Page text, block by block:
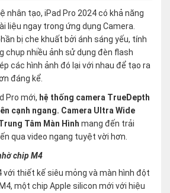
nhân tạo, iPad Pro 2024 có khả năng
liệu ngay trong ứng dụng Camera.
bị che khuất bởi ánh sáng yếu, tính
chụp nhiều ảnh sử dụng đèn flash
các hình ảnh đó lại với nhau để tạo ra
đáng kể.
Pro mới, hệ thống camera TrueDepth
cạnh ngang. Camera Ultra Wide
Tâm Màn Hình mang đến trải
qua video ngang tuyệt vời hơn.
chip M4
với thiết kế siêu mỏng và màn hình đột
một chip Apple silicon mới với hiệu